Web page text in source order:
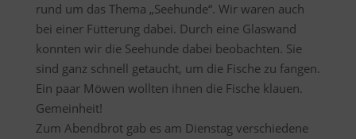
rund um das Thema „Seehunde“. Wir waren auch
bei einer Fütterung dabei. Durch eine Glaswand
konnten wir die Seehunde dabei beobachten. Sie
sind ganz schnell getaucht, um die Fische zu fangen.
Ein paar Möwen wollten ihnen die Fische klauen.
Gemeinheit!
Zum Abendbrot gab es am Dienstag verschiedene